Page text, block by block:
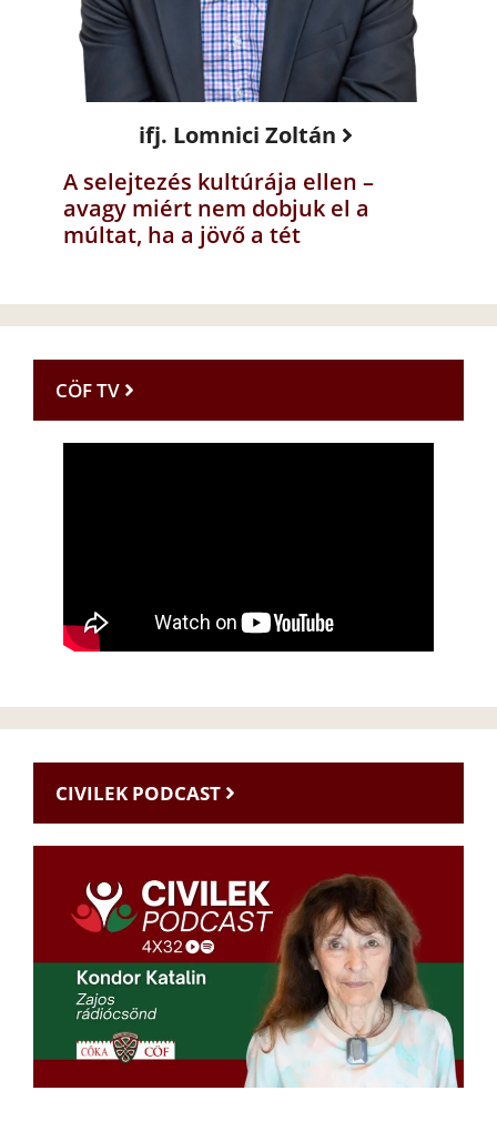
ifj. Lomnici Zoltán
A selejtezés kultúrája ellen –
avagy miért nem dobjuk el a
múltat, ha a jövő a tét
CÖF TV
CIVILEK PODCAST